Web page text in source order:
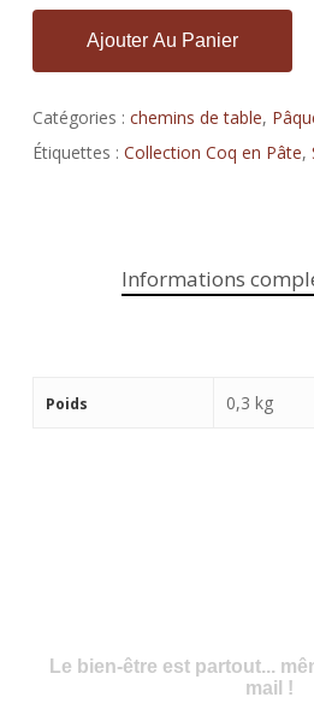
Ajouter Au Panier
Catégories : chemins de table,
Étiquettes : Collection Coq en Pâte,
Informations
Poids 0,3 kg
Le bien-être est partout...
mail !